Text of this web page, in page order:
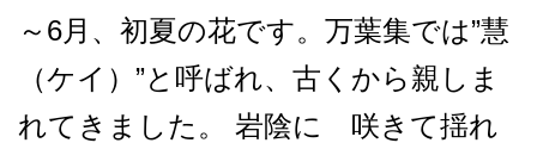
～6月、初夏の花です。万葉集では”慧
（ケイ）”と呼ばれ、古くから親しま
れてきました。 岩陰に 咲きて揺れ